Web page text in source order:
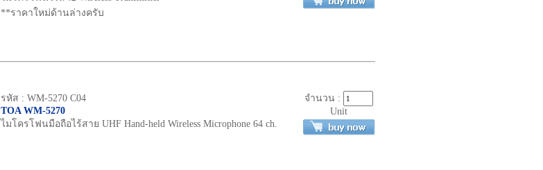
**ราคาใหม่ด้านล่างครับ
รหัส : WM-5270 C04
TOA WM-5270
ไมโครโฟนมือถือไร้สาย UHF Hand-held Wireless Microphone 64 ch.
จำนวน :
Unit